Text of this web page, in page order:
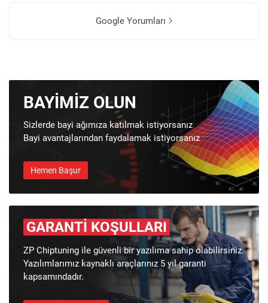
Google Yorumları
BAYIMIZ OLUN
Sizlerde bayi ağımıza katılmak istiyorsanız
Bayi avantajlarından faydalamak istiyorsanız
Hemen Başur
GARANTI KOŞULLARI
ZP Chiptuning ile güvenli bir yazılıma sahip olabilirsiniz.
Yazılımlarımız kaynaklı araçlarınız 5 yıl garanti
kapsamındadır.